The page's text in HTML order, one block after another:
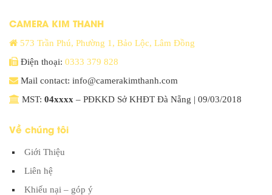
CAMERA KIM THANH
573 Trần Phú, Phường 1, Bảo Lộc, Lâm Đồng
Điện thoại: 0333 379 828
Mail contact: info@camerakimthanh.com
MST: 04xxxx – PĐKKD Sở KHĐT Đà Nẵng | 09/03/2018
Về chúng tôi
Giới Thiệu
Liên hệ
Khiếu nại – góp ý